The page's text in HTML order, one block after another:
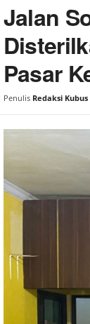
Jalan
Pasar
Penulis Redaksi Kubus